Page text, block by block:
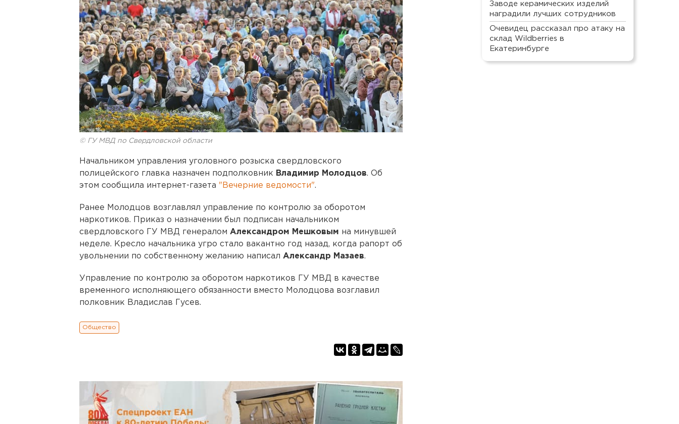
© ГУ МВД по Свердловской области
Начальником управления уголовного розыска свердловского
полицейского главка назначен подполковник Владимир Молодцов. Об
этом сообщила интернет-газета "Вечерние ведомости".
Ранее Молодцов возглавлял управление по контролю за оборотом
наркотиков. Приказ о назначении был подписан начальником
свердловского ГУ МВД генералом Александром Мешковым на минувшей
неделе. Кресло начальника угро стало вакантно год назад, когда рапорт об
увольнении по собственному желанию написал Александр Мазаев.
Управление по контролю за оборотом наркотиков ГУ МВД в качестве
временного исполняющего обязанности вместо Молодцова возглавил
полковник Владислав Гусев.
Общество
Заводе керамических изделий
наградили лучших сотрудников
Очевидец рассказал про атаку на
склад Wildberries в
Екатеринбурге